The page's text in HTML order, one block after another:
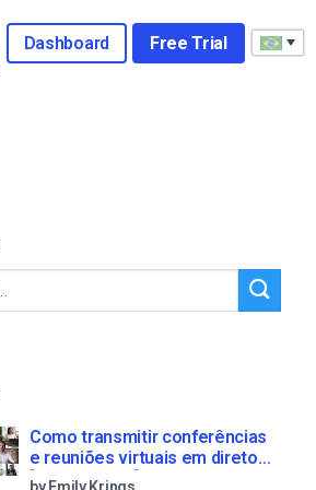
Dashboard Free Trial
Como transmitir conferências
e reuniões virtuais em direto
[2021 Update]
by Emily Krings